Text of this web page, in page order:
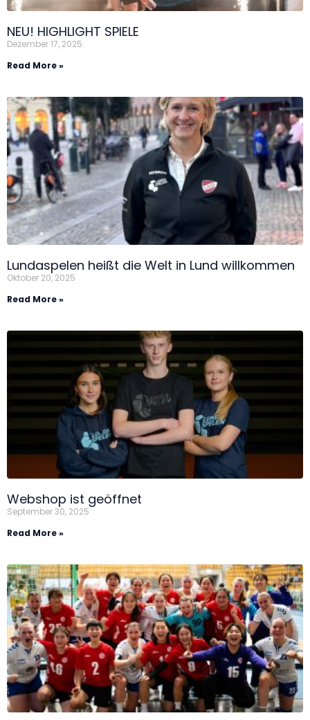
NEU! HIGHLIGHT SPIELE
Dezember 17, 2025
Read More »
Lundaspelen heißt die Welt in Lund willkommen
Oktober 20, 2025
Read More »
Webshop ist geöffnet
September 30, 2025
Read More »